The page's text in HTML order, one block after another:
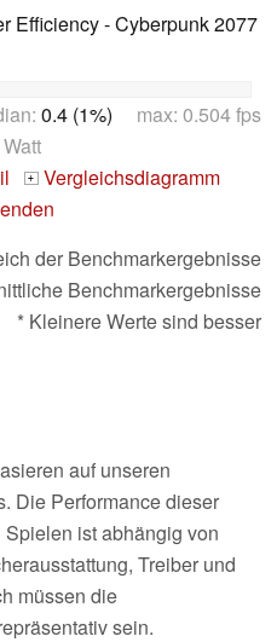
Efficiency - Cyberpunk 2077
0.4 (1%) max: 0.504 fps
+ Vergleichsdiagramm
der Benchmarkergebnisse
Benchmarkergebnisse
* Kleinere Werte sind besser
auf unseren
Die Performance dieser
ist abhängig von
Treiber und
müssen die
sein.